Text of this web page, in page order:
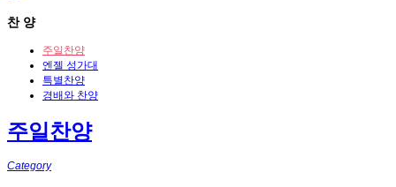
찬 양
주일찬양
엔젤 성가대
특별찬양
경배와 찬양
주일찬양
Category